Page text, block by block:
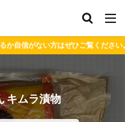
ひご覧ください。
キムラ漬物